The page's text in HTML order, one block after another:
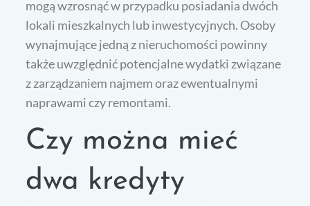
mogą wzrosnąć w przypadku posiadania dwóch
lokali mieszkalnych lub inwestycyjnych. Osoby
wynajmujące jedną z nieruchomości powinny
także uwzględnić potencjalne wydatki związane
z zarządzaniem najmem oraz ewentualnymi
naprawami czy remontami.
Czy można mieć
dwa kredyty